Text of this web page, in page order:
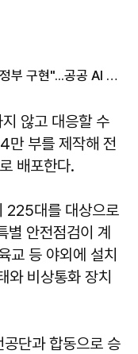
김민재 "국민 삶 풍요롭게 만드는 AI 정부 구현"...공공 AI 대전환 본격화
않고 대응할 수
만 부를 제작해 전
배포한다.
225대를 대상으로
안전점검이 계
교 등 야외에 설치
비상통화 장치
단과 합동으로 승